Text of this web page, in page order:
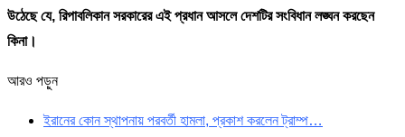
উঠেছে যে, রিপাবলিকান সরকারের এই প্রধান আসলে দেশটির সংবিধান লঙ্ঘন করছেন
কিনা।
আরও পড়ুন
ইরানের কোন স্থাপনায় পরবর্তী হামলা, প্রকাশ করলেন ট্রাম্প…